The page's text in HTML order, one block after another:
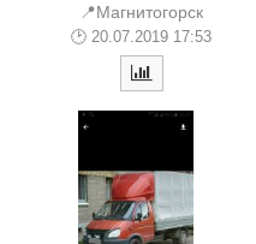
📍Магнитогорск
20.07.2019 17:53